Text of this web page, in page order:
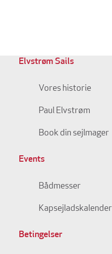
Elvstrøm Sails
Vores historie
Paul Elvstrøm
Book din sejlmager
Events
Bådmesser
Kapsejladskalender
Betingelser